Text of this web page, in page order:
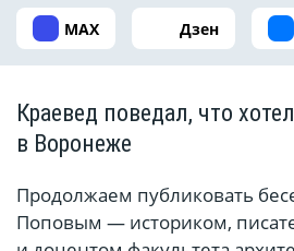
MAX Дзен
Краевед поведал, что
в Воронеже
Продолжаем публиковать
Поповым — историком,